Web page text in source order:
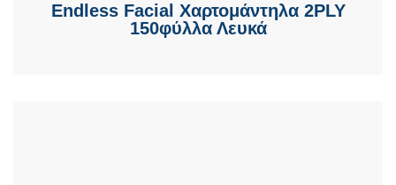
Endless Facial Χαρτομάντηλα 2PLY
150φύλλα Λευκά